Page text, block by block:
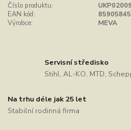
Číslo produktu:
UKP02009
EAN kód:
Výrobce:
MEVA
Servisní středisko
Stihl, AL-KO, MTD,
Na trhu déle jak 25 let
Stabilní rodinná firma